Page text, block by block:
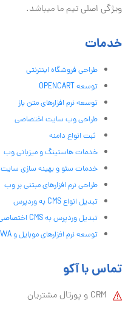
ویژگی اصلی تیم ما میباشد.
خدمات
طراحی فروشگاه اینترنتی
توسعه OPENCART
توسعه نرم افزارهای متن باز
طراحی وب سایت اختصاصی
ثبت انواع دامنه
خدمات هاستینگ و میزبانی وب
خدمات سئو و بهینه سازی سایت
طراحی نرم افزارهای مبتنی بر وب
تبدیل انواع CMS به وردپرس
تبدیل وردپرس به CMS اختصاصی
توسعه نرم افزارهای موبایل و PWA
تماس با آکو
CRM و پورتال مشتریان